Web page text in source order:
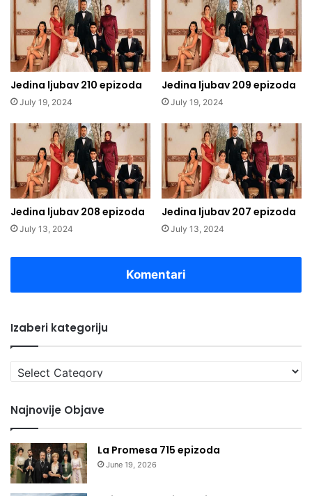
Jedina ljubav 210 epizoda
July 19, 2024
Jedina ljubav 209 epizoda
July 19, 2024
Jedina ljubav 208 epizoda
July 13, 2024
Jedina ljubav 207 epizoda
July 13, 2024
Komentari
Izaberi kategoriju
Izaberi
kategoriju
Najnovije Objave
La Promesa 715 epizoda
June 19, 2026